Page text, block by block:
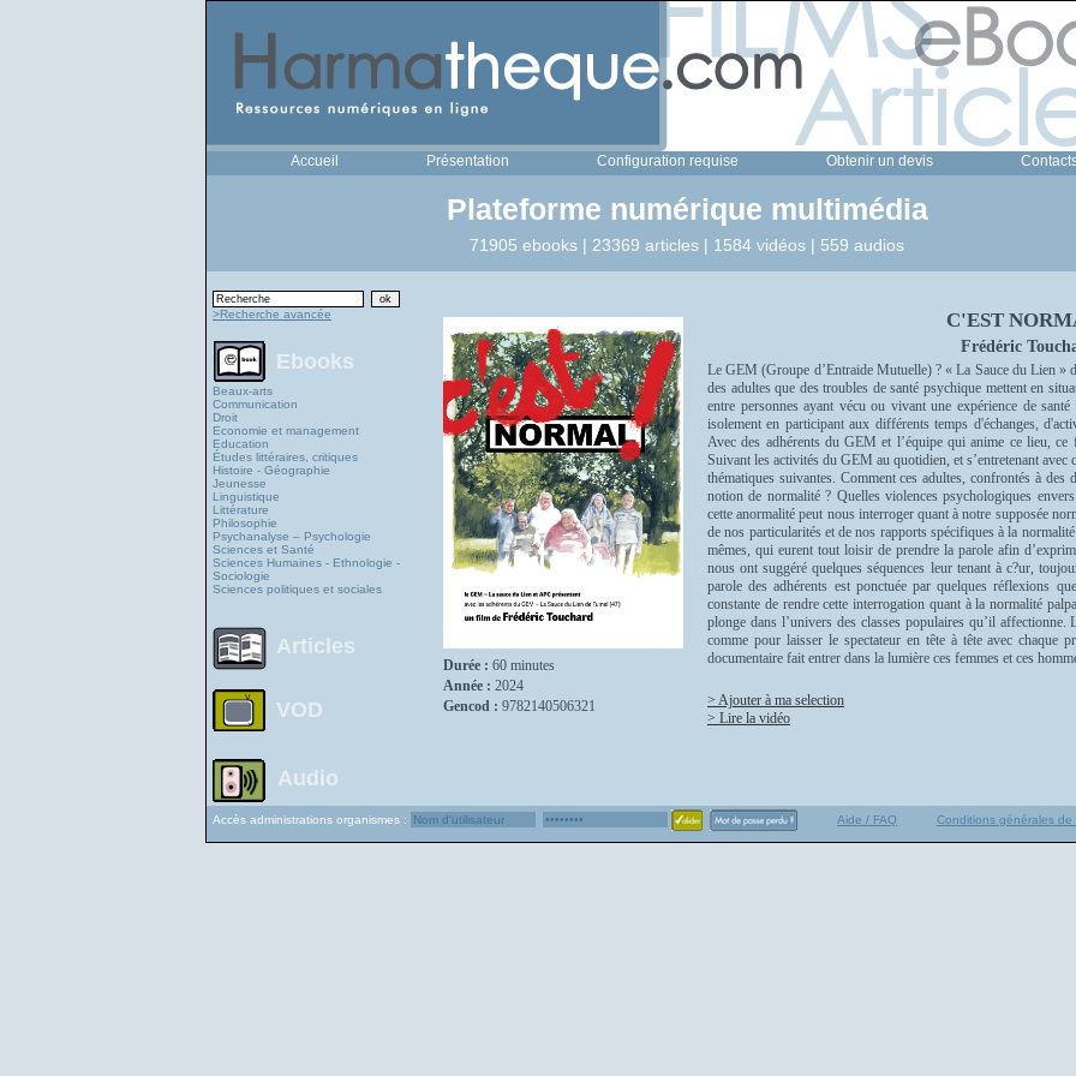
Accueil Présentation Configuration requise Obtenir un devis
Plateforme numérique multimédia
71905 ebooks | 23369 articles | 1584 vidéos | 559 audios
>Recherche avancée
Ebooks
Beaux-arts
Communication
Droit
Economie et management
Education
Études littéraires, critiques
Histoire - Géographie
Jeunesse
Linguistique
Littérature
Philosophie
Psychanalyse – Psychologie
Sciences et Santé
Sciences Humaines - Ethnologie -
Sociologie
Sciences politiques et sociales
Articles
VOD
Audio
Durée : 60 minutes
Année : 2024
Gencod : 9782140506321
C'EST
Frédéric
Le GEM (Groupe d’Entraide Mutuelle) ? « La Sauce du Lien »
des adultes que des troubles de santé psychique mettent en
entre personnes ayant vécu ou vivant une expérience de
isolement en participant aux différents temps d'échanges,
Avec des adhérents du GEM et l’équipe qui anime ce lieu,
Suivant les activités du GEM au quotidien, et s’entretenant avec
thématiques suivantes. Comment ces adultes, confrontés à
notion de normalité ? Quelles violences psychologiques
cette anormalité peut nous interroger quant à notre supposée
de nos particularités et de nos rapports spécifiques à la
mêmes, qui eurent tout loisir de prendre la parole afin
nous ont suggéré quelques séquences leur tenant à c?ur,
parole des adhérents est ponctuée par quelques réflexions
constante de rendre cette interrogation quant à la normalité
plonge dans l’univers des classes populaires qu’il affectionne.
comme pour laisser le spectateur en tête à tête avec chaque
documentaire fait entrer dans la lumière ces femmes et ces
> Ajouter à ma selection
> Lire la vidéo
Accès administrations organismes : Aide / FAQ Conditions générales de